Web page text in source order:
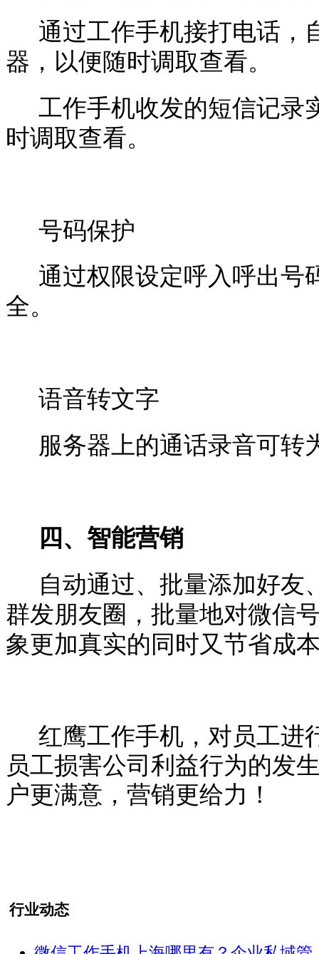
通过工作手机接打电话，
器，以便随时调取查看。
工作手机收发的短信记录
时调取查看。
号码保护
通过权限设定呼入呼出号
全。
语音转文字
服务器上的通话录音可转
四、智能营销
自动通过、批量添加好友
群发朋友圈，批量地对微信
象更加真实的同时又节省成
红鹰工作手机，对员工进
员工损害公司利益行为的发
户更满意，营销更给力！
行业动态